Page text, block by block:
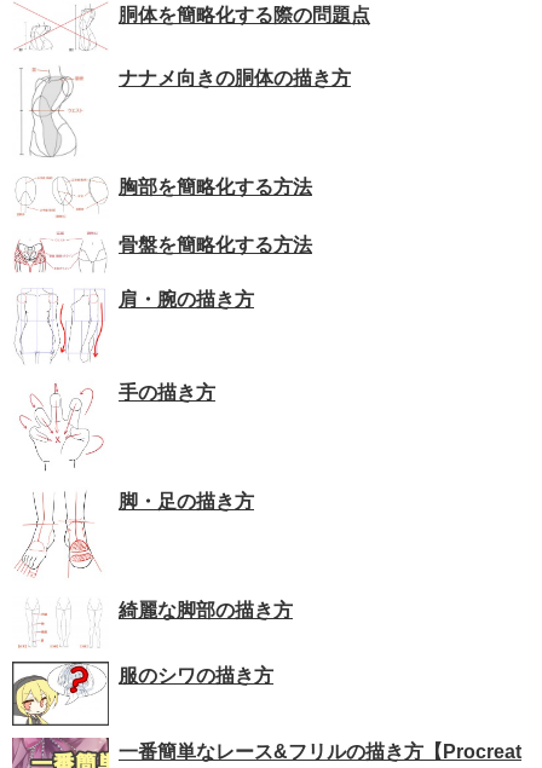
胴体を簡略化する際の問題点
ナナメ向きの胴体の描き方
胸部を簡略化する方法
骨盤を簡略化する方法
肩・腕の描き方
手の描き方
脚・足の描き方
綺麗な脚部の描き方
服のシワの描き方
一番簡単なレース&フリルの描き方【Procreat